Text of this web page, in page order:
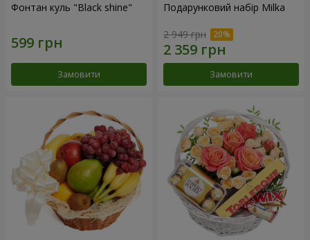
Фонтан куль "Black shine"
Замовити
Подарунковий набір Milka
2 949 грн
Замовити